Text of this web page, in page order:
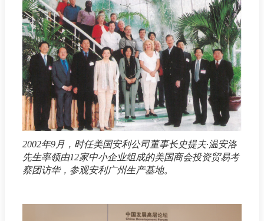
2002年9月，时任美国安利公司董事长史提夫·温安洛
先生率领由12家中小企业组成的美国商会投资贸易考
察团访华，参观安利广州生产基地。